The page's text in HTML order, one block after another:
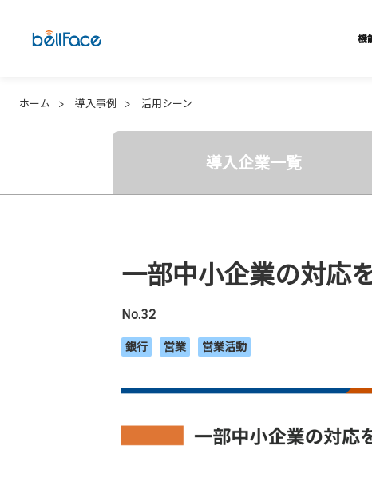
機
ホーム 導入事例 活用シーン
導入企業一覧
一部中小企業の対応
No.32
銀行 営業 営業活動